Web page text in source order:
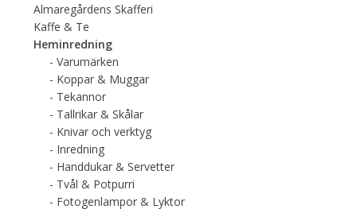
Almaregårdens Skafferi
Kaffe & Te
Heminredning
Varumärken
Koppar & Muggar
Tekannor
Tallrikar & Skålar
Knivar och verktyg
Inredning
Handdukar & Servetter
Tvål & Potpurri
Fotogenlampor & Lyktor